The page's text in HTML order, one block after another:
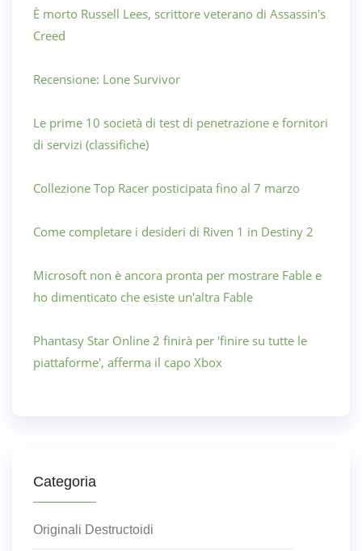
È morto Russell Lees, scrittore veterano di Assassin's
Creed
Recensione: Lone Survivor
Le prime 10 società di test di penetrazione e fornitori
di servizi (classifiche)
Collezione Top Racer posticipata fino al 7 marzo
Come completare i desideri di Riven 1 in Destiny 2
Microsoft non è ancora pronta per mostrare Fable e
ho dimenticato che esiste un'altra Fable
Phantasy Star Online 2 finirà per 'finire su tutte le
piattaforme', afferma il capo Xbox
Categoria
Originali Destructoidi